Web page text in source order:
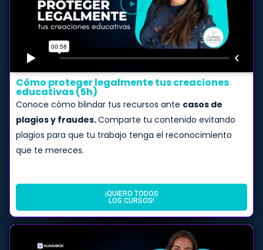
Cómo proteger legalmente tus creaciones
educativas (5h)
Conoce cómo blindar tus recursos ante casos de
plagios y fraudes.Comparte tu contenido evitando
plagios para que tu trabajo tenga el reconocimiento
que te mereces.
¡QUIERO TODOS
LOS CURSOS!